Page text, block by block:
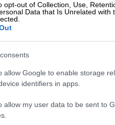
opt-out of Collection, Use,
Data that Is Unrelated with
allow Google to enable storage
identifiers in apps.
allow my user data to be sent to
το προβάδισμα
στη Σαχτάρ
την παρουσία
Μάιο και την
άνοιξαν το σκορ
στο 34’ με
το προβάδισμα στο
2-1.